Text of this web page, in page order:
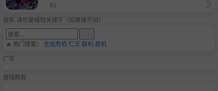
82
搜索-请尽量缩短关键字（如果搜不到）
🔥 热门搜索： 生化危机仁王 联机单机
广告
游戏教程